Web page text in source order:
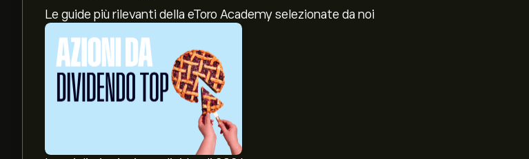
Le guide più rilevanti della eToro Academy selezionate da noi